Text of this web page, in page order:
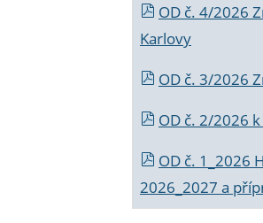
OD č. 4/2026
Karlovy
OD č. 3/2026
OD č. 2/2026 k
OD č. 1_2026
2026_2027 a